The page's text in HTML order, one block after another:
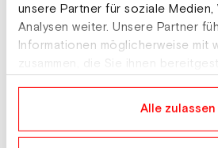
unsere Partner für soziale Medien,
Analysen weiter. Unsere Partner
Informationen möglicherweise mit
zusammen, die Sie ihnen
Alle zulassen
15 HEIJDENBERG
CHARVATOVA
TANDREVOLD